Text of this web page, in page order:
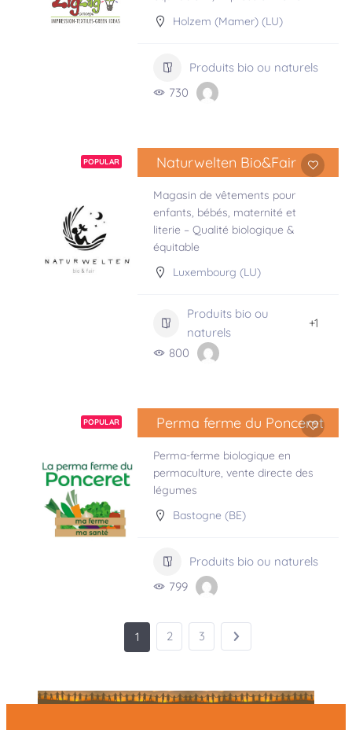
Holzem (Mamer) (LU)
Produits bio ou naturels
730
POPULAR Naturwelten Bio&Fair
Magasin de vêtements pour
enfants, bébés, maternité et
literie – Qualité biologique &
équitable
Luxembourg (LU)
Produits bio ou
naturels
+1
800
POPULAR Perma ferme du Ponceret
Perma-ferme biologique en
permaculture, vente directe des
légumes
Bastogne (BE)
Produits bio ou naturels
799
1 2 3